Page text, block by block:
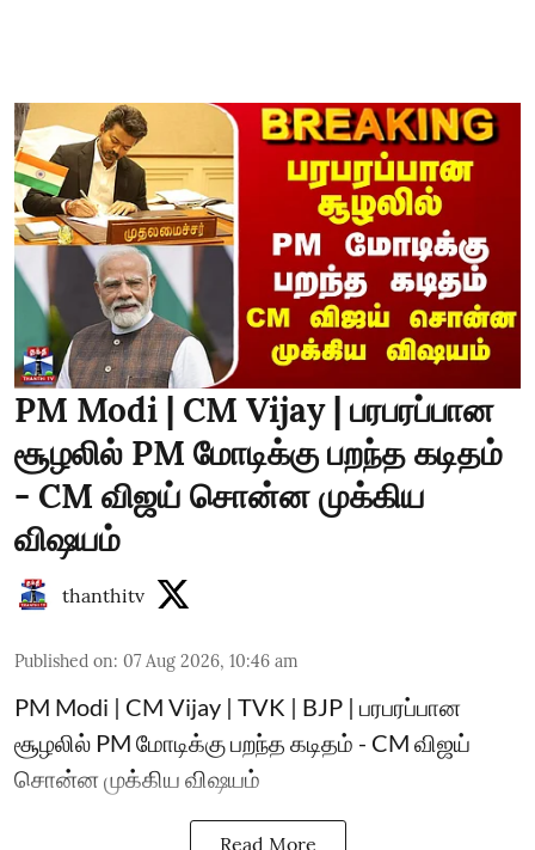
PM Modi | CM Vijay | பரபரப்பான
சூழலில் PM மோடிக்கு பறந்த கடிதம்
- CM விஜய் சொன்ன முக்கிய
விஷயம்
thanthitv
Published on: 07 Aug 2026, 10:46 am
PM Modi | CM Vijay | TVK | BJP | பரபரப்பான
சூழலில் PM மோடிக்கு பறந்த கடிதம் - CM விஜய்
சொன்ன முக்கிய விஷயம்
Read More